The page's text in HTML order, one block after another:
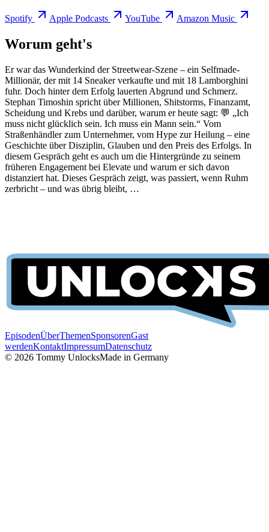
Spotify Apple Podcasts YouTube Amazon Music
Worum geht's
Er war das Wunderkind der Streetwear-Szene – ein Selfmade-
Millionär, der mit 14 Sneaker verkaufte und mit 18 Lamborghini
fuhr. Doch hinter dem Erfolg lauerten Abgrund und Schmerz.
Stephan Timoshin spricht über Millionen, Shitstorms, Finanzamt,
Scheidung und Krebs und darüber, warum er heute sagt: 💬 „Ich
muss nicht glücklich sein. Ich muss ein Mann sein.“ Vom
Straßenhändler zum Unternehmer, vom Hype zur Heilung – eine
Geschichte über Disziplin, Glauben und den Preis des Erfolgs. In
diesem Gespräch geht es auch um die Hintergründe zu seinem
früheren Engagement bei Elevate und warum er sich davon
distanziert hat. Dieses Gespräch zeigt, was passiert, wenn Ruhm
zerbricht – und was übrig bleibt, …
EpisodenÜberThemenSponsorenGast
werdenKontaktImpressumDatenschutz
© 2026 Tommy UnlocksMade in Germany